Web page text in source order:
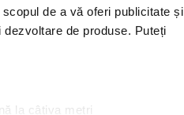
de a vă oferi publicitate și
de produse. Puteți
la câțiva metri